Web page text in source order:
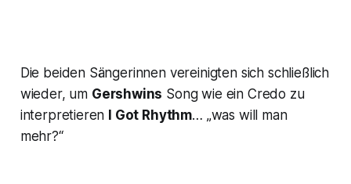
Die beiden Sängerinnen vereinigten sich schließlich
wieder, um Gershwins Song wie ein Credo zu
interpretieren I Got Rhythm… „was will man
mehr?“